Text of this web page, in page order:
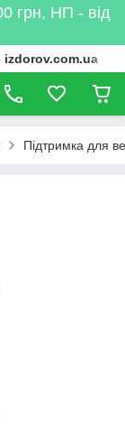
грн, НП - від
- izdorov.com.ua
Підтримка для